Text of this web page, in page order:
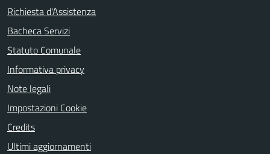
Richiesta d'Assistenza
Bacheca Servizi
Statuto Comunale
Informativa privacy
Note legali
Impostazioni Cookie
Credits
Ultimi aggiornamenti